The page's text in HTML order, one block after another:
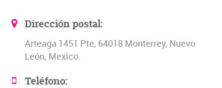
Dirección postal:
Arteaga 1451 Pte, 64018 Monterrey, Nuevo
León, Mexico.
Teléfono: